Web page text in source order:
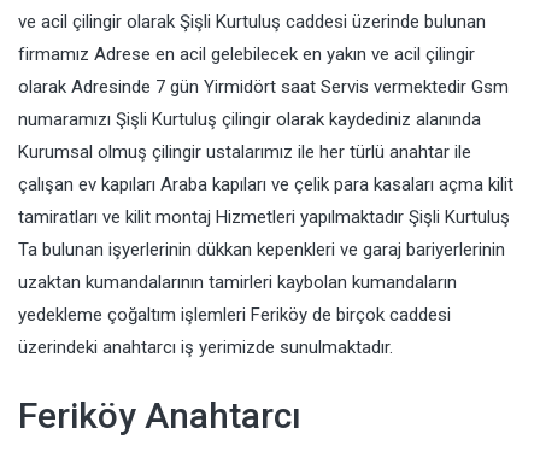
ve acil çilingir olarak Şişli Kurtuluş caddesi üzerinde bulunan
firmamız Adrese en acil gelebilecek en yakın ve acil çilingir
olarak Adresinde 7 gün Yirmidört saat Servis vermektedir Gsm
numaramızı Şişli Kurtuluş çilingir olarak kaydediniz alanında
Kurumsal olmuş çilingir ustalarımız ile her türlü anahtar ile
çalışan ev kapıları Araba kapıları ve çelik para kasaları açma kilit
tamiratları ve kilit montaj Hizmetleri yapılmaktadır Şişli Kurtuluş
Ta bulunan işyerlerinin dükkan kepenkleri ve garaj bariyerlerinin
uzaktan kumandalarının tamirleri kaybolan kumandaların
yedekleme çoğaltım işlemleri Feriköy de birçok caddesi
üzerindeki anahtarcı iş yerimizde sunulmaktadır.
Feriköy Anahtarcı